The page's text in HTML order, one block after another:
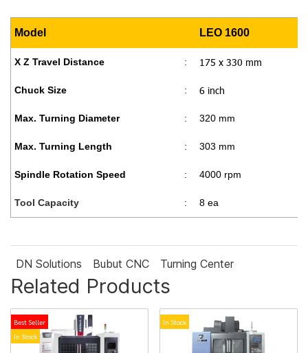
Model LEO 1600
X Z Travel Distance : 175 x 330 mm
Chuck Size : 6 inch
Max. Turning Diameter : 320 mm
Max. Turning Length : 303 mm
Spindle Rotation Speed : 4000 rpm
Tool Capacity : 8 ea
DN Solutions Bubut CNC Turning Center
Related Products
Best Seller
In Stock
In Stock